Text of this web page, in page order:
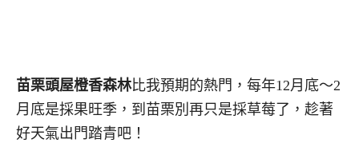
苗栗頭屋橙香森林比我預期的熱門，每年12月底～2
月底是採果旺季，到苗栗別再只是採草莓了，趁著
好天氣出門踏青吧！